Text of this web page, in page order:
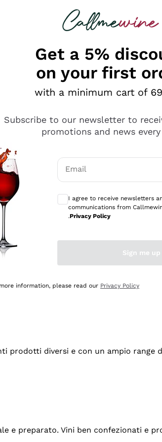
looking for
professionalità
diversi e con un ampio range
e preparato. Vini ben confezionati e
Get a 5%
on your first
with a minimum cart of
Subscribe to our newsletter to
promotions and news every
Email
I agree to receive newsletters
communications from
.Privacy Policy
Sign me up
information, please read our Privacy Policy